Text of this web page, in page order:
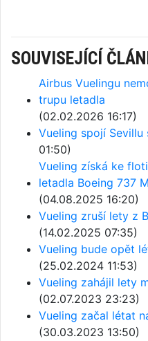
SOUVISEJÍCÍ
Airbus Vuelingu
trupu letadla
(02.02.2026 16:17)
Vueling spojí Sevillu
01:50)
Vueling získá ke
letadla Boeing 737
(04.08.2025 16:20)
Vueling zruší lety z
(14.02.2025 07:35)
Vueling bude opět
(25.02.2024 11:53)
Vueling zahájil lety
(02.07.2023 23:23)
Vueling začal létat
(30.03.2023 13:50)